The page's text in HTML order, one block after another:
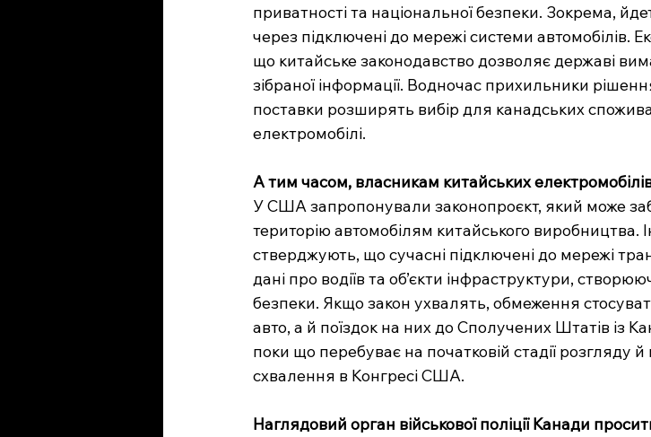
приватності та національної безпеки. Зокрема,
через підключені до мережі системи автомобілів.
що китайське законодавство дозволяє державі
зібраної інформації. Водночас прихильники
поставки розширять вибір для канадських
електромобілі.
А тим часом, власникам китайських
У США запропонували законопроєкт, який може
територію автомобілям китайського виробництва.
стверджують, що сучасні підключені до мережі
дані про водіїв та об’єкти інфраструктури,
безпеки. Якщо закон ухвалять, обмеження
авто, а й поїздок на них до Сполучених Штатів із
поки що перебуває на початковій стадії розгляду й
схвалення в Конгресі США.
Наглядовий орган військової поліції Канади